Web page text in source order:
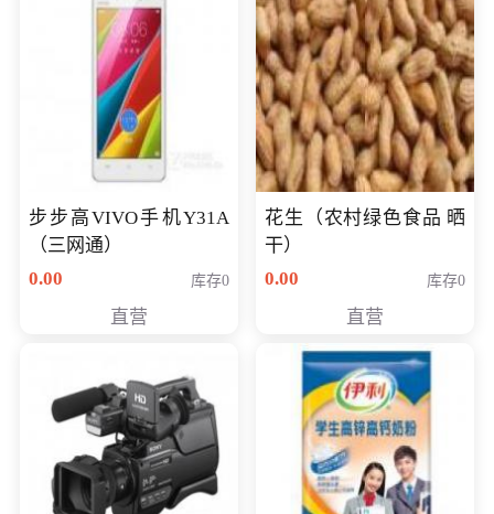
步步高VIVO手机Y31A
（三网通）
0.00
库存0
直营
花生（农村绿色食品 晒
干）
0.00
库存0
直营